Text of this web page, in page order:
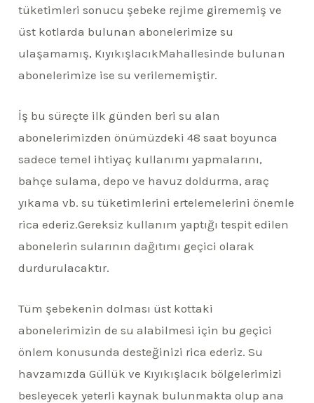
tüketimleri sonucu şebeke rejime girememiş ve
üst kotlarda bulunan abonelerimize su
ulaşamamış, KıyıkışlacıkMahallesinde bulunan
abonelerimize ise su verilememiştir.
İş bu süreçte ilk günden beri su alan
abonelerimizden önümüzdeki 48 saat boyunca
sadece temel ihtiyaç kullanımı yapmalarını,
bahçe sulama, depo ve havuz doldurma, araç
yıkama vb. su tüketimlerini ertelemeleriniönemle
rica ederiz.Gereksiz kullanım yaptığı tespit edilen
abonelerin sularının dağıtımı geçici olarak
durdurulacaktır.
Tüm şebekenin dolması üst kottaki
abonelerimizin de su alabilmesi için bu geçici
önlem konusunda desteğinizi rica ederiz. Su
havzamızda Güllük ve Kıyıkışlacık bölgelerimizi
besleyecek yeterli kaynak bulunmakta olup ana